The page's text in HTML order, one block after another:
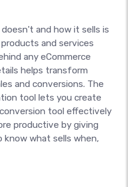
and how it sells is
and services
any eCommerce
helps transform
and conversions. The
tool lets you create
tool effectively
productive by giving
what sells when,